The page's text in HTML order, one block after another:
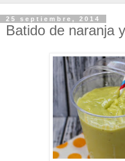
25 septiembre, 2014
Batido de naranja